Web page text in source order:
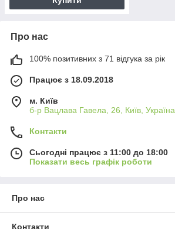
Про нас
100% позитивних з 71 відгука за рік
Працює з 18.09.2018
м. Київ
б-р Вацлава Гавела, 26, Київ, Україна
Контакти
Сьогодні працює з 11:00 до 18:00
Показати весь графік роботи
Про нас
Контакти